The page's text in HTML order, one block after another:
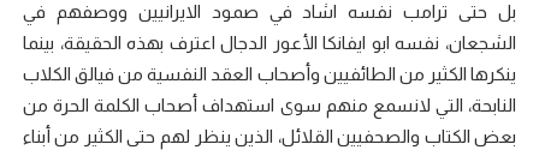
بل حتى ترامب نفسه اشاد في صمود الايرانيين ووصفهم في
الشجعان، نفسه ابو ايفانكا الأعور الدجال اعترف بهذه الحقيقة، بينما
ينكرها الكثير من الطائفيين وأصحاب العقد النفسية من فيالق الكلاب
النابحة، التي لانسمع منهم سوى استهداف أصحاب الكلمة الحرة من
بعض الكتاب والصحفيين القلائل، الذين ينظر لهم حتى الكثير من أبناء